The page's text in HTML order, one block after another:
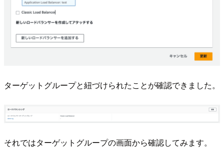
ターゲットグループと紐づけられたことが確認できました。
それではターゲットグループの画面から確認してみます。